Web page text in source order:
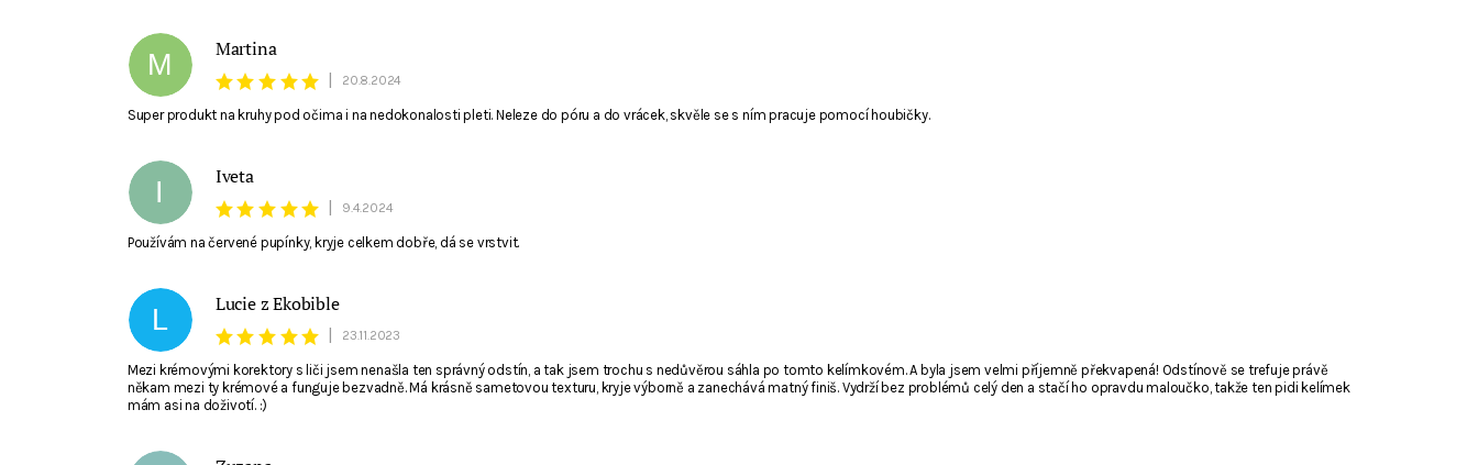
Souhlasím se zpracovánímosobních údajů. E-mail není viditelný pro ostatní nakupující.
M
Martina
20.8.2024
Super produkt na kruhy pod očima i na nedokonalosti pleti. Neleze do póru a do vrácek, skvěle se s ním pracuje pomocí houbičky.
I
Iveta
9.4.2024
Používám na červené pupínky, kryje celkem dobře, dá se vrstvit.
L
Lucie z Ekobible
23.11.2023
Mezi krémovými korektory s liči jsem nenašla ten správný odstín, a tak jsem trochu s nedůvěrou sáhla po tomto kelímkovém. A byla jsem velmi příjemně překvapená! Odstínově se trefuje právě
někam mezi ty krémové a funguje bezvadně. Má krásně sametovou texturu, kryje výborně a zanechává matný finiš. Vydrží bez problémů celý den a stačí ho opravdu maloučko, takže ten pidi kelímek
mám asi na doživotí. :)